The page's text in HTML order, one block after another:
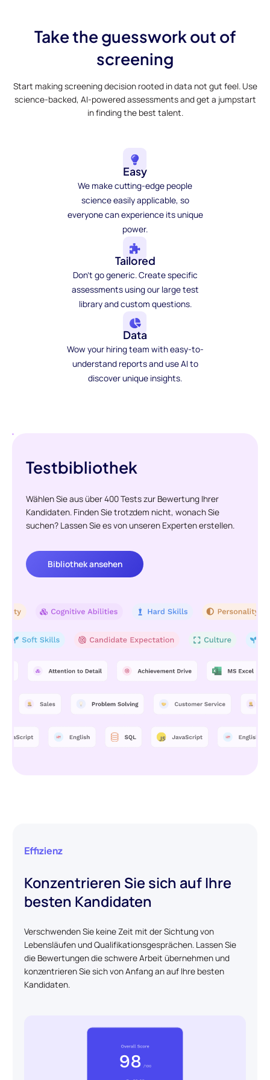
Take the guesswork out of
screening
Start making screening decision rooted in data not gut feel. Use
science-backed, AI-powered assessments and get a jumpstart
in finding the best talent.
Easy
We make cutting-edge people
science easily applicable, so
everyone can experience its unique
power.
Tailored
Don't go generic. Create specific
assessments using our large test
library and custom questions.
Data
Wow your hiring team with easy-to-
understand reports and use AI to
discover unique insights.
Testbibliothek
Wählen Sie aus über 400 Tests zur Bewertung Ihrer
Kandidaten. Finden Sie trotzdem nicht, wonach Sie
suchen? Lassen Sie es von unseren Experten erstellen.
Bibliothek ansehen
Effizienz
Konzentrieren Sie sich auf Ihre
besten Kandidaten
Verschwenden Sie keine Zeit mit der Sichtung von
Lebensläufen und Qualifikationsgesprächen. Lassen Sie
die Bewertungen die schwere Arbeit übernehmen und
konzentrieren Sie sich von Anfang an auf Ihre besten
Kandidaten.